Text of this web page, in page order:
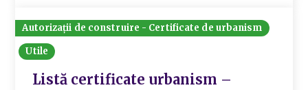
Autorizații de construire - Certificate de urbanism
Utile
Listă certificate urbanism –